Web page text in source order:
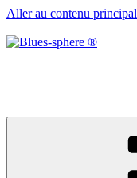
Aller au contenu principal